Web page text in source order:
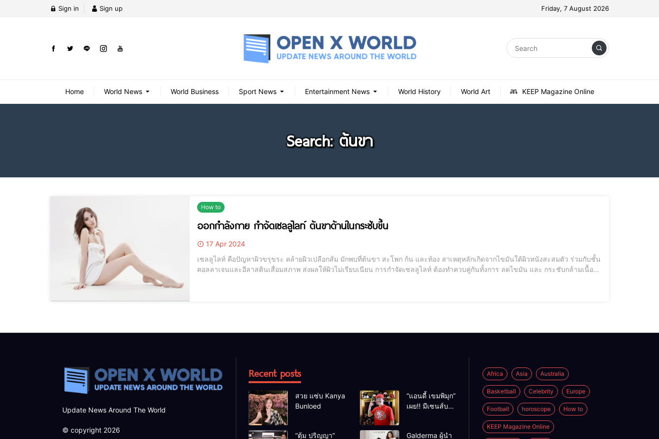
Sign in Sign up Friday, 7 August 2026
Home World News World Business Sport News Entertainment News World History World Art KEEP Magazine Online
Search: ต้นขา
How to
ออกกำลังกาย กำจัดเซลลูไลท์ ต้นขาด้านในกระชับขึ้น
17 Apr 2024
เซลลูไลท์ คือปัญหาผิวขรุขระ คล้ายผิวเปลือกส้ม มักพบที่ต้นขา สะโพก ก้น และท้อง สาเหตุหลักเกิดจากไขมันใต้ผิวหนังสะสมตัว ร่วมกับชั้น
คอลลาเจนและอีลาสตินเสื่อมสภาพ ส่งผลให้ผิวไม่เรียบเนียน การกำจัดเซลลูไลท์ ต้องทำควบคู่กันทั้งการ ลดไขมัน และ กระชับกล้ามเนื้อ
Update News Around The World
© copyright 2026
Recent posts
สวย แซ่บ Kanya
Bunloed
“แอนดี้ เขมพิมุก”
เผย!! มีเซนส์บอก
“ตุ้ม ปริญญา”
Galderma ผู้นำ
Africa Asia Australia
Basketball Celebrity Europe
Football horoscope How to
KEEP Magazine Online